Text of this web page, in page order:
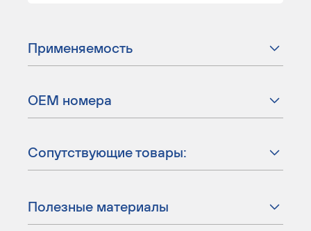
Применяемость
ОЕМ номера
Сопутствующие товары:
Полезные материалы